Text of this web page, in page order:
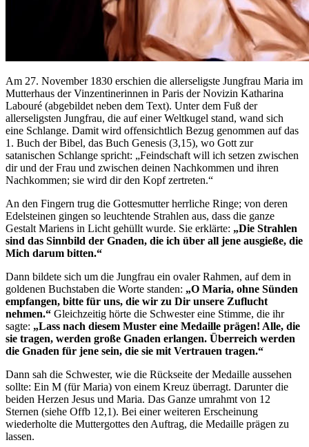
Am 27. November 1830 erschien die allerseligste Jungfrau Maria im
Mutterhaus der Vinzentinerinnen in Paris der Novizin Katharina
Labouré (abgebildet neben dem Text). Unter dem Fuß der
allerseligsten Jungfrau, die auf einer Weltkugel stand, wand sich
eine Schlange. Damit wird offensichtlich Bezug genommen auf das
1. Buch der Bibel, das Buch Genesis (3,15), wo Gott zur
satanischen Schlange spricht: „Feindschaft will ich setzen zwischen
dir und der Frau und zwischen deinen Nachkommen und ihren
Nachkommen; sie wird dir den Kopf zertreten.“
An den Fingern trug die Gottesmutter herrliche Ringe; von deren
Edelsteinen gingen so leuchtende Strahlen aus, dass die ganze
Gestalt Mariens in Licht gehüllt wurde. Sie erklärte: „Die Strahlen
sind das Sinnbild der Gnaden, die ich über all jene ausgieße, die
Mich darum bitten.“
Dann bildete sich um die Jungfrau ein ovaler Rahmen, auf dem in
goldenen Buchstaben die Worte standen: „O Maria, ohne Sünden
empfangen, bitte für uns, die wir zu Dir unsere Zuflucht
nehmen.“ Gleichzeitig hörte die Schwester eine Stimme, die ihr
sagte: „Lass nach diesem Muster eine Medaille prägen! Alle, die
sie tragen, werden große Gnaden erlangen. Überreich werden
die Gnaden für jene sein, die sie mit Vertrauen tragen.“
Dann sah die Schwester, wie die Rückseite der Medaille aussehen
sollte: Ein M (für Maria) von einem Kreuz überragt. Darunter die
beiden Herzen Jesus und Maria. Das Ganze umrahmt von 12
Sternen (siehe Offb 12,1). Bei einer weiteren Erscheinung
wiederholte die Muttergottes den Auftrag, die Medaille prägen zu
lassen.